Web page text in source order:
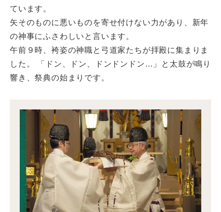
ています。
矢そのものに悪いものを寄せ付けない力があり、新年
の神事にふさわしいと言います。
午前９時、袴姿の神職と弓道家たちが拝殿に集まりま
した。 「ドン、ドン、ドンドンドン…」と太鼓が鳴り
響き、祭典の始まりです。